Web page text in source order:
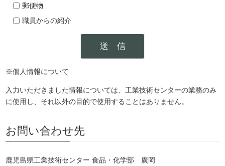
郵便物
職員からの紹介
※個人情報について
入力いただきました情報については、工業技術センターの業務のみ
に使用し、それ以外の目的で使用することはありません。
お問い合わせ先
鹿児島県工業技術センター 食品・化学部 廣岡